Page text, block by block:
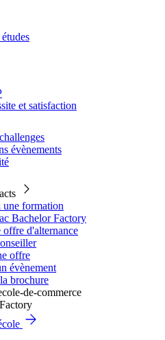
et satisfaction
évènements
une formation
Bachelor Factory
offre d'alternance
offre
évènement
brochure